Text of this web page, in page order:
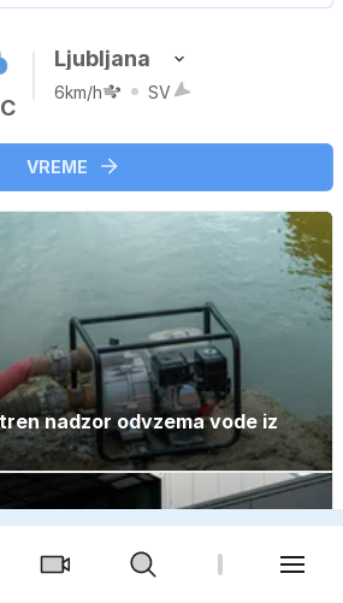
Ljubljana
6km/h SV
VREME
nadzor odvzema vode iz